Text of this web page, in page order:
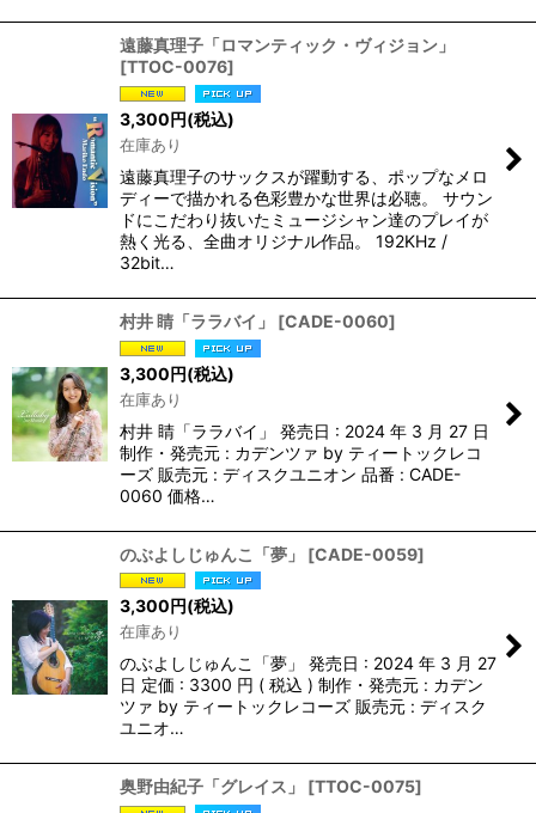
遠藤真理子「ロマンティック・ヴィジョン」
[TTOC-0076]
3,300円(税込)
在庫あり
遠藤真理子のサックスが躍動する、ポップなメロ
ディーで描かれる色彩豊かな世界は必聴。 サウン
ドにこだわり抜いたミュージシャン達のプレイが
熱く光る、全曲オリジナル作品。 192KHz /
32bit…
村井 睛「ララバイ」 [CADE-0060]
3,300円(税込)
在庫あり
村井 睛「ララバイ」 発売日 : 2024 年 3 月 27 日
制作・発売元 : カデンツァ by ティートックレコ
ーズ 販売元 : ディスクユニオン 品番 : CADE-
0060 価格…
のぶよしじゅんこ「夢」 [CADE-0059]
3,300円(税込)
在庫あり
のぶよしじゅんこ「夢」 発売日 : 2024 年 3 月 27
日 定価 : 3300 円 ( 税込 ) 制作・発売元 : カデン
ツァ by ティートックレコーズ 販売元 : ディスク
ユニオ…
奥野由紀子「グレイス」 [TTOC-0075]